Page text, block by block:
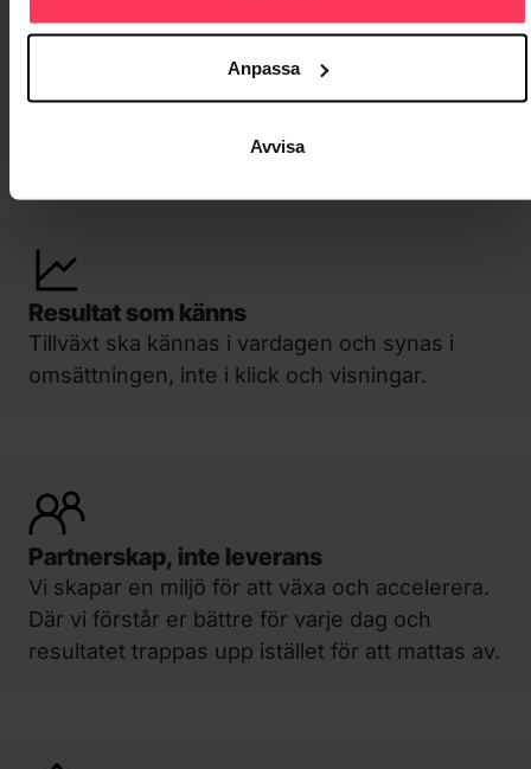
Anpassa
Avvisa
Data man förstår
Ni ska kunna lita på siffrorna och försvara
dem, inför er själva, ledningen och styrelsen.
Resultat som känns
Tillväxt ska kännas i vardagen och synas i
omsättningen, inte i klick och visningar.
Partnerskap, inte leverans
Vi skapar en miljö för att växa och accelerera.
Där vi förstår er bättre för varje dag och
resultatet trappas upp istället för att mattas av.